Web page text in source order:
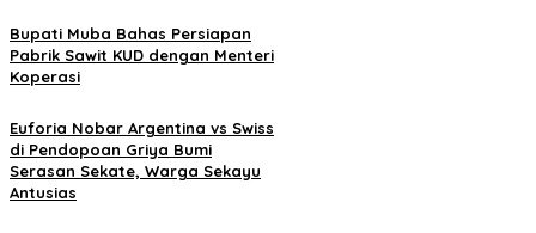
Bupati Muba Bahas Persiapan
Pabrik Sawit KUD dengan Menteri
Koperasi
Euforia Nobar Argentina vs Swiss
di Pendopoan Griya Bumi
Serasan Sekate, Warga Sekayu
Antusias